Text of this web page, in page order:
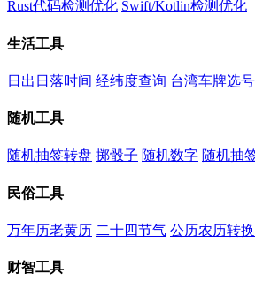
Rust代码检测优化 Swift/Kotlin检测优化
生活工具
日出日落时间 经纬度查询 台湾车牌选号
随机工具
随机抽签转盘 掷骰子 随机数字 随机抽
民俗工具
万年历老黄历 二十四节气 公历农历转换
财智工具